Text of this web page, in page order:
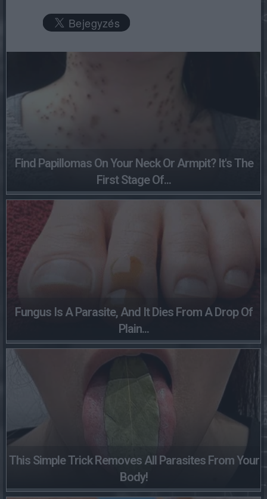
Find Papillomas On Your Neck Or Armpit? It's The
First Stage Of...
Fungus Is A Parasite, And It Dies From A Drop Of
Plain...
This Simple Trick Removes All Parasites From Your
Body!